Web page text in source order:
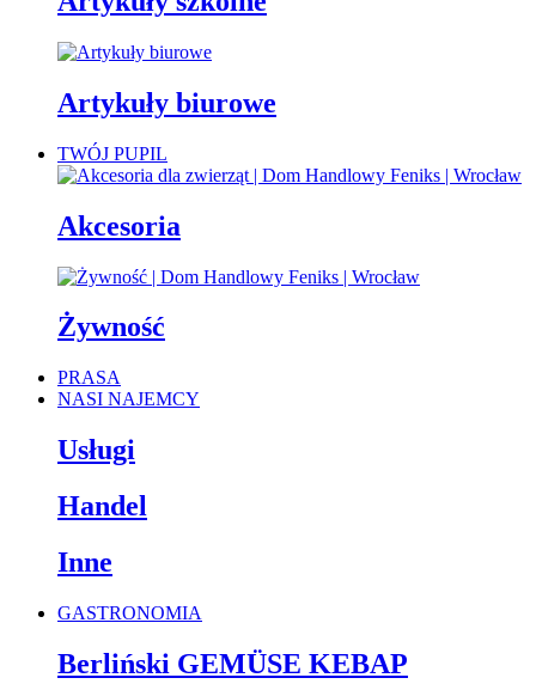
Artykuły biurowe
TWÓJ PUPIL
Akcesoria
Żywność
PRASA
NASI NAJEMCY
Usługi
Handel
Inne
GASTRONOMIA
Berliński GEMÜSE KEBAP